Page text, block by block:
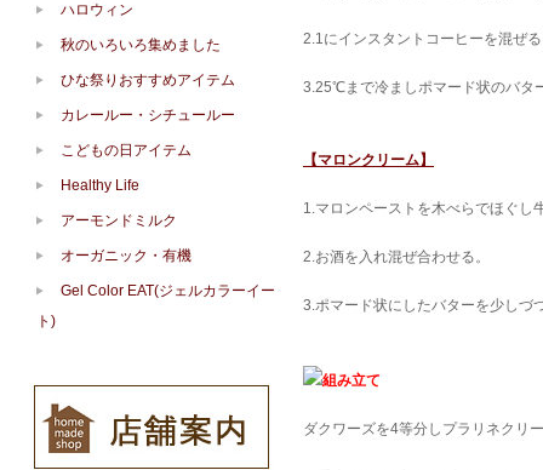
2.1にインスタントコーヒーを混ぜ
3.25℃まで冷ましポマード状のバタ
【マロンクリーム】
1.マロンペーストを木べらでほぐし
2.お酒を入れ混ぜ合わせる。
3.ポマード状にしたバターを少しづ
組み立て
ダクワーズを4等分しプラリネクリ
ハロウィン
秋のいろいろ集めました
ひな祭りおすすめアイテム
カレールー・シチュールー
こどもの日アイテム
Healthy Life
アーモンドミルク
オーガニック・有機
Gel Color EAT(ジェルカラーイー
ト)